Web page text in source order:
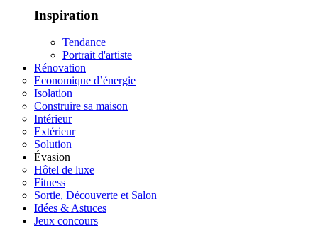
Inspiration
Tendance
Portrait d'artiste
Rénovation
Economique d’énergie
Isolation
Construire sa maison
Intérieur
Extérieur
Solution
Évasion
Hôtel de luxe
Fitness
Sortie, Découverte et Salon
Idées & Astuces
Jeux concours